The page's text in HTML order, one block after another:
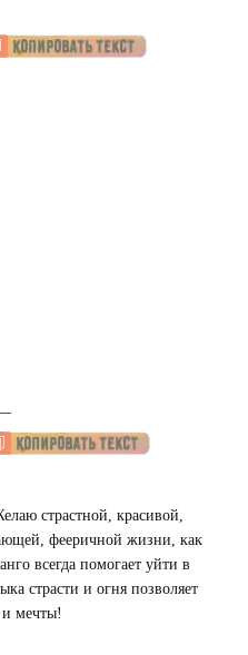
—
страстной, красивой,
фееричной жизни, как
всегда помогает уйти в
страсти и огня позволяет
и мечты!